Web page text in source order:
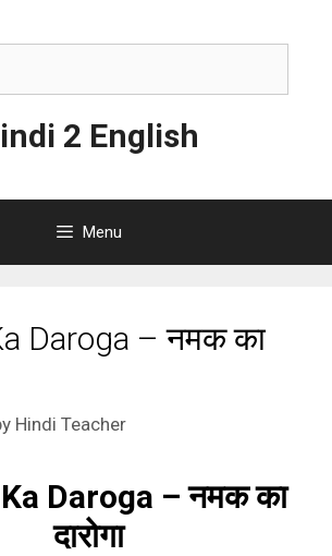
2 English
Menu
Daroga – नमक का
Hindi Teacher
Daroga –नमक का
दारोगा